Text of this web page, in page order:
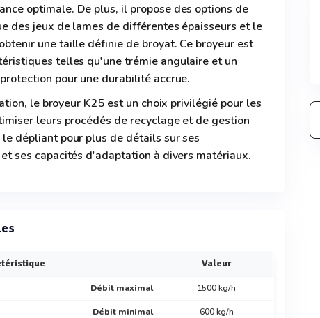
optimale. De plus, il propose des options de
des jeux de lames de différentes épaisseurs et le
une taille définie de broyat. Ce broyeur est
telles qu'une trémie angulaire et un
pour une durabilité accrue.
le broyeur K25 est un choix privilégié pour les
leurs procédés de recyclage et de gestion
dépliant pour plus de détails sur ses
ses capacités d'adaptation à divers matériaux.
Valeur
Débit maximal 1500 kg/h
Débit minimal 600 kg/h